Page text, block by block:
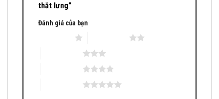
thắt lưng”
Đánh giá của bạn